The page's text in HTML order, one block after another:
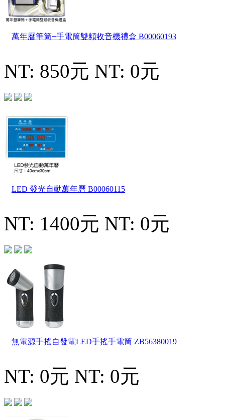
萬年曆筆筒+手電筒雙頻收音機禮盒 B00060193
NT: 850元 NT: 0元
LED 發光自動萬年曆 B00060115
NT: 1400元 NT: 0元
無電源手搖自發電LED手搖手電筒 ZB56380019
NT: 0元 NT: 0元